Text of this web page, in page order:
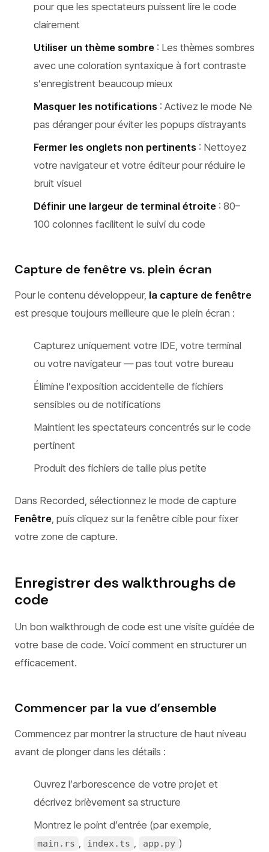
pour que les spectateurs puissent lire le code
clairement
Utiliser un thème sombre : Les thèmes sombres
avec une coloration syntaxique à fort contraste
s’enregistrent beaucoup mieux
Masquer les notifications : Activez le mode Ne
pas déranger pour éviter les popups distrayants
Fermer les onglets non pertinents : Nettoyez
votre navigateur et votre éditeur pour réduire le
bruit visuel
Définir une largeur de terminal étroite : 80–
100 colonnes facilitent le suivi du code
Capture de fenêtre vs. plein écran
Pour le contenu développeur, la capture de fenêtre
est presque toujours meilleure que le plein écran :
Capturez uniquement votre IDE, votre terminal
ou votre navigateur — pas tout votre bureau
Élimine l’exposition accidentelle de fichiers
sensibles ou de notifications
Maintient les spectateurs concentrés sur le code
pertinent
Produit des fichiers de taille plus petite
Dans Recorded, sélectionnez le mode de capture
Fenêtre, puis cliquez sur la fenêtre cible pour fixer
votre zone de capture.
Enregistrer des walkthroughs de
code
Un bon walkthrough de code est une visite guidée de
votre base de code. Voici comment en structurer un
efficacement.
Commencer par la vue d’ensemble
Commencez par montrer la structure de haut niveau
avant de plonger dans les détails :
Ouvrez l’arborescence de votre projet et
décrivez brièvement sa structure
Montrez le point d’entrée (par exemple,
main.rs , index.ts , app.py )